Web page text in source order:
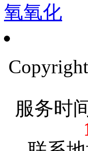
氧氧化
服务时